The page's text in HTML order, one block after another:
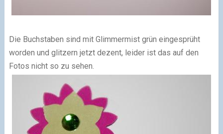
Die Buchstaben sind mit Glimmermist grün eingesprüht
worden und glitzern jetzt dezent, leider ist das auf den
Fotos nicht so zu sehen.